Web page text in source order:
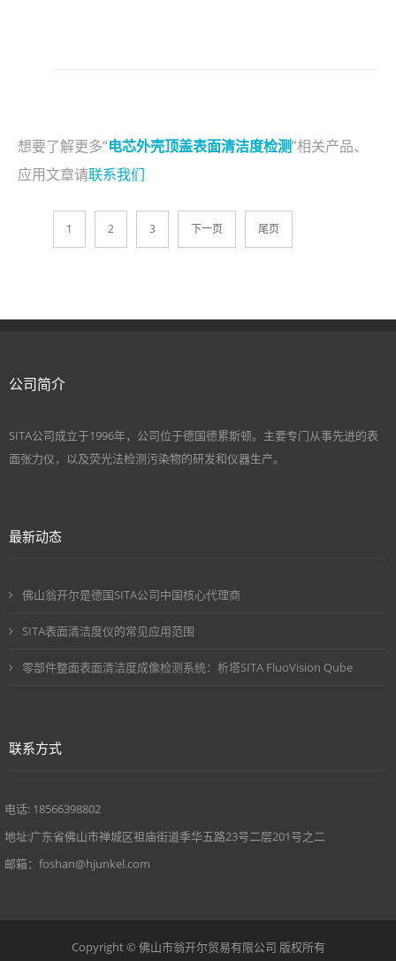
想要了解更多“电芯外壳顶盖表面清洁度检测”相关产品、
应用文章请联系我们
1 2 3 下一页 尾页
公司简介
SITA公司成立于1996年，公司位于德国德累斯顿。主要专门从事先进的表
面张力仪，以及荧光法检测污染物的研发和仪器生产。
最新动态
佛山翁开尔是德国SITA公司中国核心代理商
SITA表面清洁度仪的常见应用范围
零部件整面表面清洁度成像检测系统：析塔SITA FluoVision Qube
联系方式
电话: 18566398802
地址:广东省佛山市禅城区祖庙街道季华五路23号二层201号之二
邮箱：foshan@hjunkel.com
Copyright © 佛山市翁开尔贸易有限公司 版权所有